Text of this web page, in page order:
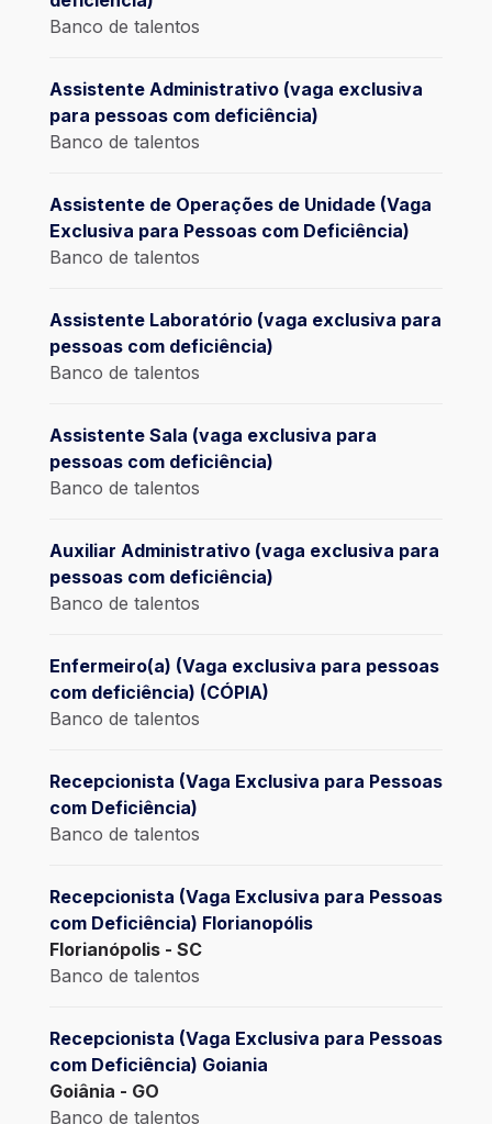
Banco de talentos
Assistente Administrativo (vaga exclusiva
para pessoas com deficiência)
Banco de talentos
Assistente de Operações de Unidade (Vaga
Exclusiva para Pessoas com Deficiência)
Banco de talentos
Assistente Laboratório (vaga exclusiva para
pessoas com deficiência)
Banco de talentos
Assistente Sala (vaga exclusiva para
pessoas com deficiência)
Banco de talentos
Auxiliar Administrativo (vaga exclusiva para
pessoas com deficiência)
Banco de talentos
Enfermeiro(a) (Vaga exclusiva para pessoas
com deficiência) (CÓPIA)
Banco de talentos
Recepcionista (Vaga Exclusiva para Pessoas
com Deficiência)
Banco de talentos
Recepcionista (Vaga Exclusiva para Pessoas
com Deficiência) Florianopólis
Florianópolis - SC
Banco de talentos
Recepcionista (Vaga Exclusiva para Pessoas
com Deficiência) Goiania
Goiânia - GO
Banco de talentos